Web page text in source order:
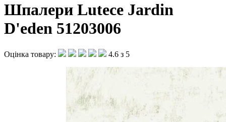
Шпалери Lutece Jardin
D'eden 51203006
Оцінка товару: 4.6 з 5